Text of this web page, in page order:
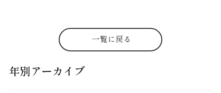
一覧に戻る
年別アーカイブ